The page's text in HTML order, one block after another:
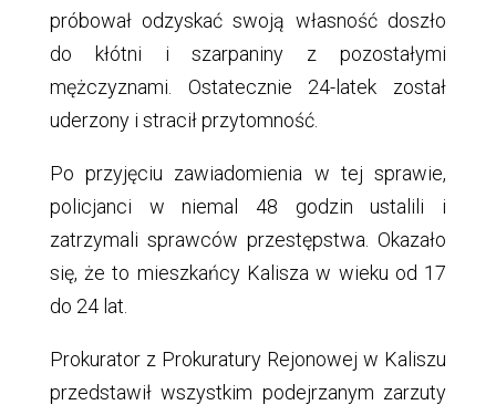
próbował odzyskać swoją własność doszło
do kłótni i szarpaniny z pozostałymi
mężczyznami. Ostatecznie 24-latek został
uderzony i stracił przytomność.
Po przyjęciu zawiadomienia w tej sprawie,
policjanci w niemal 48 godzin ustalili i
zatrzymali sprawców przestępstwa. Okazało
się, że to mieszkańcy Kalisza w wieku od 17
do 24 lat.
Prokurator z Prokuratury Rejonowej w Kaliszu
przedstawił wszystkim podejrzanym zarzuty